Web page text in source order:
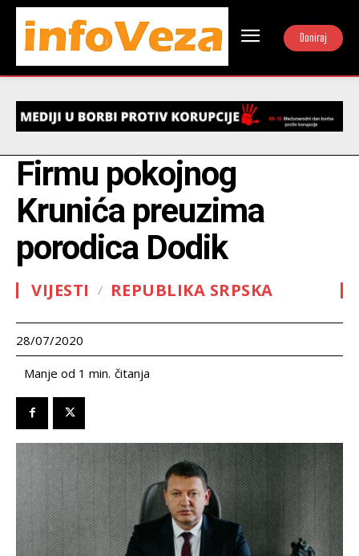
Doniraj
Firmu pokojnog
Krunića preuzima
porodica Dodik
VIJESTI REPUBLIKA SRPSKA
28/07/2020
Manje od 1 min. čitanja